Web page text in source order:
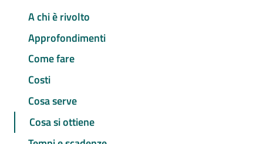
A chi è rivolto
Approfondimenti
Come fare
Costi
Cosa serve
Cosa si ottiene